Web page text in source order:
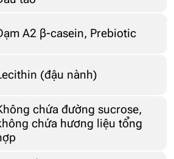
A2 β-casein, Prebiotic
(đậu nành)
chứa đường sucrose,
chứa hương liệu tổng